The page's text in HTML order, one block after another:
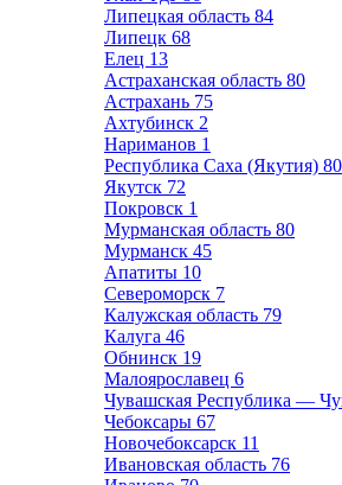
Липецкая область 84
Липецк 68
Елец 13
Астраханская область 80
Астрахань 75
Ахтубинск 2
Нариманов 1
Республика Саха (Якутия) 80
Якутск 72
Покровск 1
Мурманская область 80
Мурманск 45
Апатиты 10
Североморск 7
Калужская область 79
Калуга 46
Обнинск 19
Малоярославец 6
Чувашская Республика —
Чебоксары 67
Новочебоксарск 11
Ивановская область 76